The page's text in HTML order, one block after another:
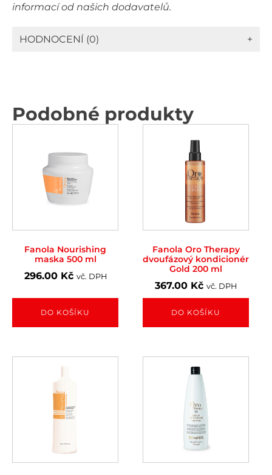
informací od našich dodavatelů.
HODNOCENÍ (0) +
Podobné produkty
Fanola Nourishing
maska 500 ml
296.00 Kč vč. DPH
DO KOŠÍKU
Fanola Oro Therapy
dvoufázový kondicionér
Gold 200 ml
367.00 Kč vč. DPH
DO KOŠÍKU